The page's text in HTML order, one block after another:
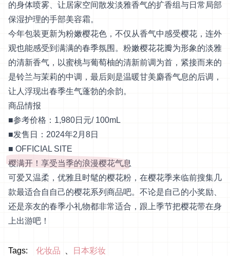
的身体喷雾、让居家空间散发淡雅香气的扩香组与日常局部
保湿护理的手部美容霜。
今年包装更新为粉嫩樱花色，不仅从香气中感受樱花，连外
观也能感受到满满的春季氛围。粉嫩樱花花瓣为形象的淡雅
的清新香气，以蜜桃与葡萄柚的清新前调为首，紧接而来的
是铃兰与茉莉的中调，最后则是温暖甘美麝香气息的后调，
让人浮现出春季生气蓬勃的余韵。
商品情报
■参考价格：1,980日元/ 100mL
■发售日：2024年2月8日
■ OFFICIAL SITE
樱满开！享受当季的浪漫樱花气息
可爱又温柔，优雅且时髦的樱花粉，在樱花季来临前搜集几
款最适合自自己的樱花系列商品吧。不论是自己的小奖励、
还是亲友的春季小礼物都非常适合，跟上季节把樱花带在身
上出游吧！
Tags: 化妆品 日本彩妆